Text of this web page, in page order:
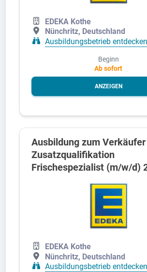
EDEKA Kothe
Nünchritz, Deutschland
Ausbildungsbetrieb entdecken
Beginn
Ab sofort
ANZEIGEN
Ausbildung zum
Zusatzqualifikation
Frischespezialist (m/w/d)
EDEKA Kothe
Nünchritz, Deutschland
Ausbildungsbetrieb entdecken